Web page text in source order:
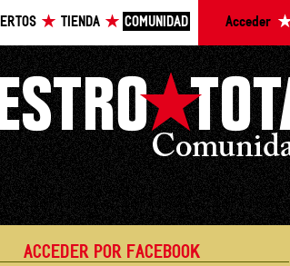
TIENDA COMUNIDAD Acceder
ACCEDER POR FACEBOOK